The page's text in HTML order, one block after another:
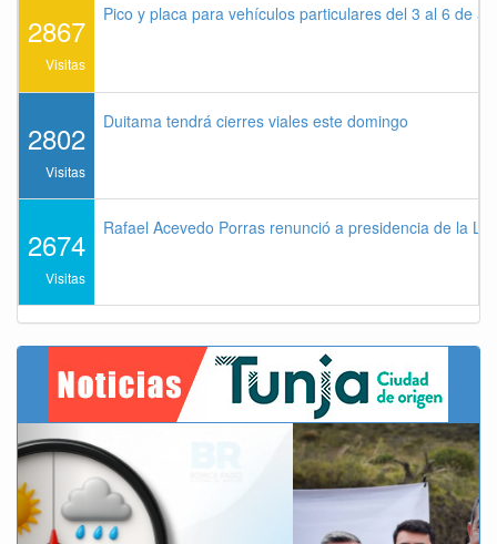
2867
Visitas
Pico y placa para vehículos particulares del 3 al 6 de
2802
Visitas
Duitama tendrá cierres viales este domingo
2674
Visitas
Rafael Acevedo Porras renunció a presidencia de la
Previous Next